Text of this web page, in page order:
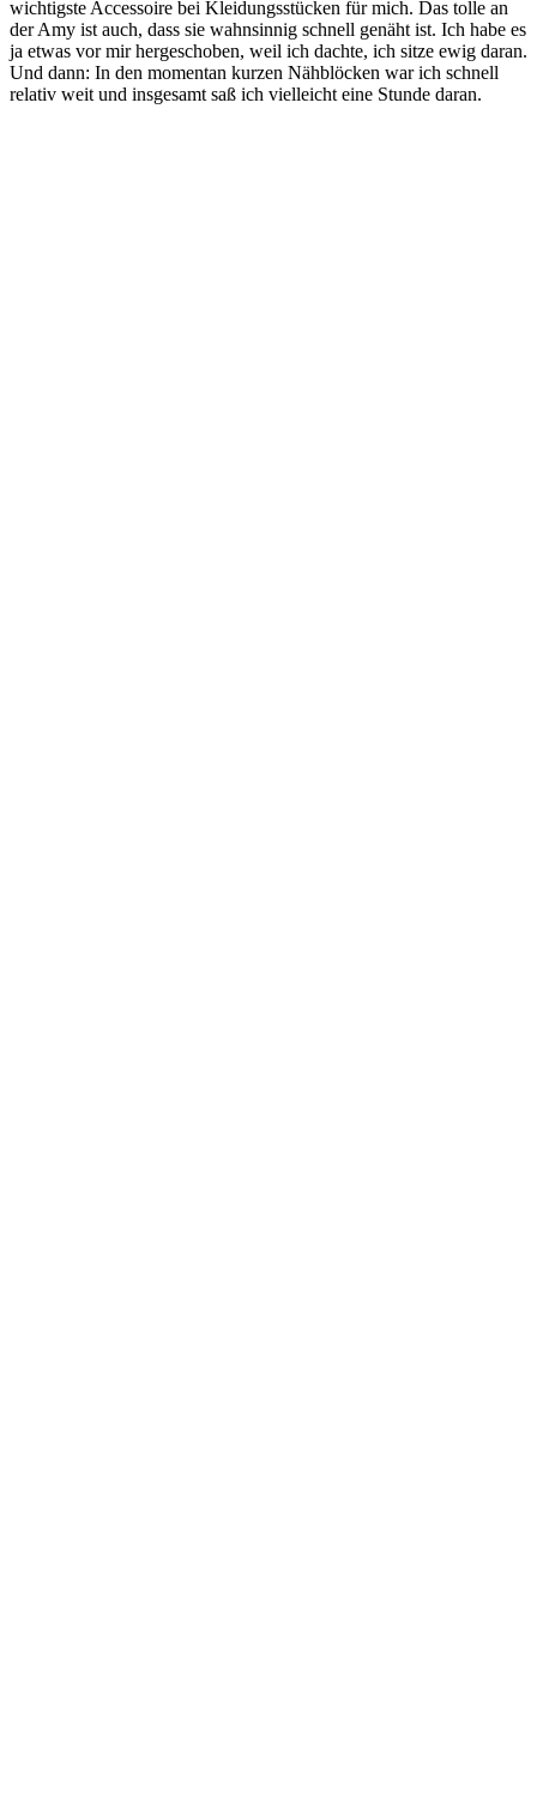
wichtigste Accessoire bei Kleidungsstücken für mich. Das tolle an
der Amy ist auch, dass sie wahnsinnig schnell genäht ist. Ich habe es
ja etwas vor mir hergeschoben, weil ich dachte, ich sitze ewig daran.
Und dann: In den momentan kurzen Nähblöcken war ich schnell
relativ weit und insgesamt saß ich vielleicht eine Stunde daran.